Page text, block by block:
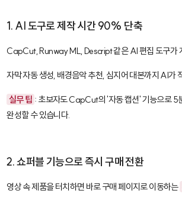
1. AI 도구로 제작 시간 90% 단축
CapCut,Runway ML Descript같은 AI 편집 도구가
자막 자동 생성, 배경음악 추천, 심지어 대본까지 AI가
실무 팁 : 초보자도 CapCut의 '자동 캡션' 기능으로 5
완성할 수 있습니다.
2. 쇼퍼블 기능으로 즉시 구매 전환
영상 속 제품을 터치하면 바로 구매 페이지로 이동하는